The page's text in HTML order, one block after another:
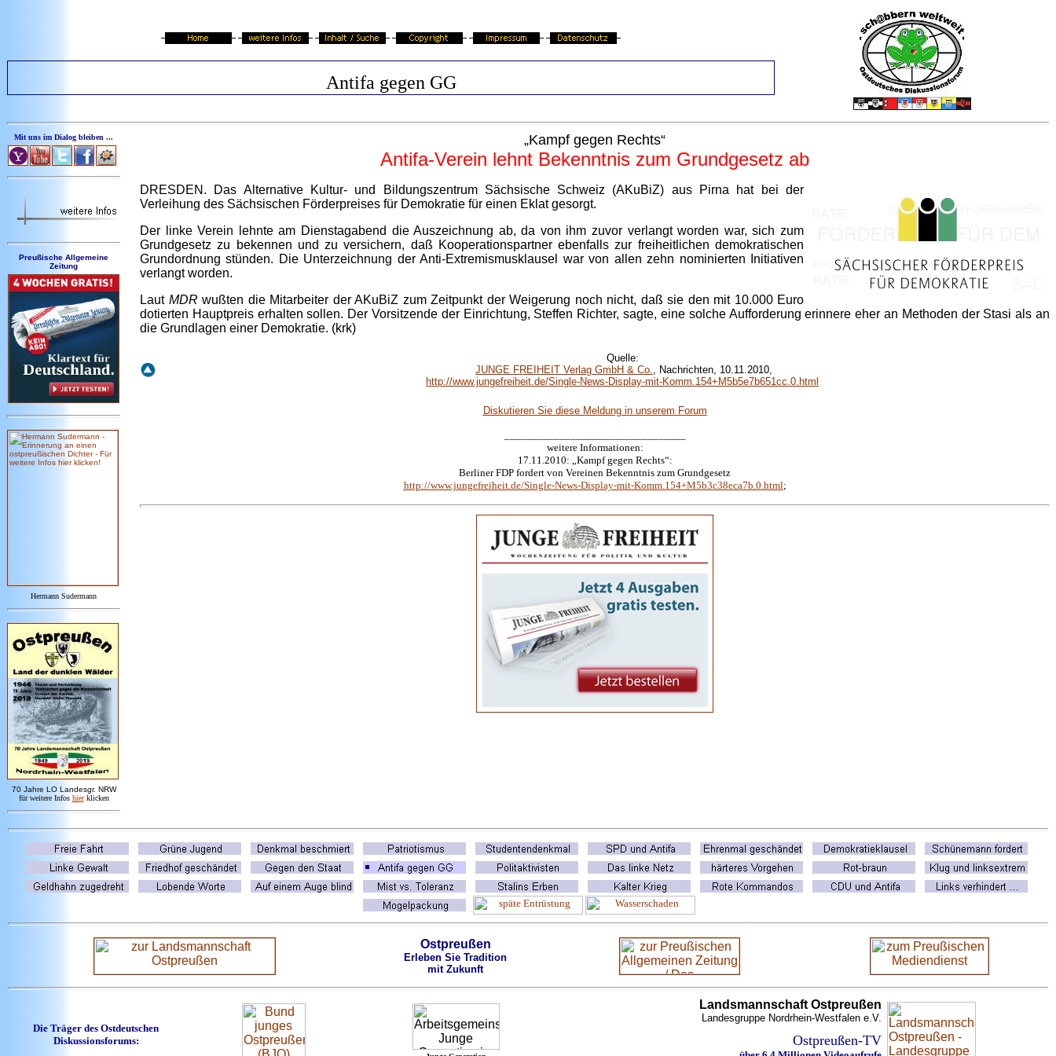
Antifa gegen GG
Mit uns im Dialog bleiben ...
Preußische Allgemeine
Zeitung
Hermann Sudermann
70 Jahre LO Landesgr. NRW
für weitere Infos hier klicken
„Kampf gegen Rechts“
Antifa-Verein lehnt Bekenntnis zum Grundgesetz ab
DRESDEN. Das Alternative Kultur- und Bildungszentrum Sächsische Schweiz (AKuBiZ) aus Pirna hat bei der
Verleihung des Sächsischen Förderpreises für Demokratie für einen Eklat gesorgt.
Der linke Verein lehnte am Dienstagabend die Auszeichnung ab, da von ihm zuvor verlangt worden war, sich zum
Grundgesetz zu bekennen und zu versichern, daß Kooperationspartner ebenfalls zur freiheitlichen demokratischen
Grundordnung stünden. Die Unterzeichnung der Anti-Extremismusklausel war von allen zehn nominierten Initiativen
verlangt worden.
Laut MDR wußten die Mitarbeiter der AKuBiZ zum Zeitpunkt der Weigerung noch nicht, daß sie den mit 10.000 Euro
dotierten Hauptpreis erhalten sollen. Der Vorsitzende der Einrichtung, Steffen Richter, sagte, eine solche Aufforderung erinnere eher an Methoden der Stasi als an
die Grundlagen einer Demokratie. (krk)
Quelle:
JUNGE FREIHEIT Verlag GmbH & Co., Nachrichten, 10.11.2010,
http://www.jungefreiheit.de/Single-News-Display-mit-Komm.154+M5b5e7b651cc.0.html
Diskutieren Sie diese Meldung in unserem Forum
weitere Informationen:
17.11.2010: „Kampf gegen Rechts“:
Berliner FDP fordert von Vereinen Bekenntnis zum Grundgesetz
http://www.jungefreiheit.de/Single-News-Display-mit-Komm.154+M5b3c38eca7b.0.html;
Ostpreußen
Erleben Sie Tradition
mit Zukunft
Die Träger des Ostdeutschen
Diskussionsforums:
Landsmannschaft Ostpreußen
Landesgruppe Nordrhein-Westfalen e.V.
Ostpreußen-TV